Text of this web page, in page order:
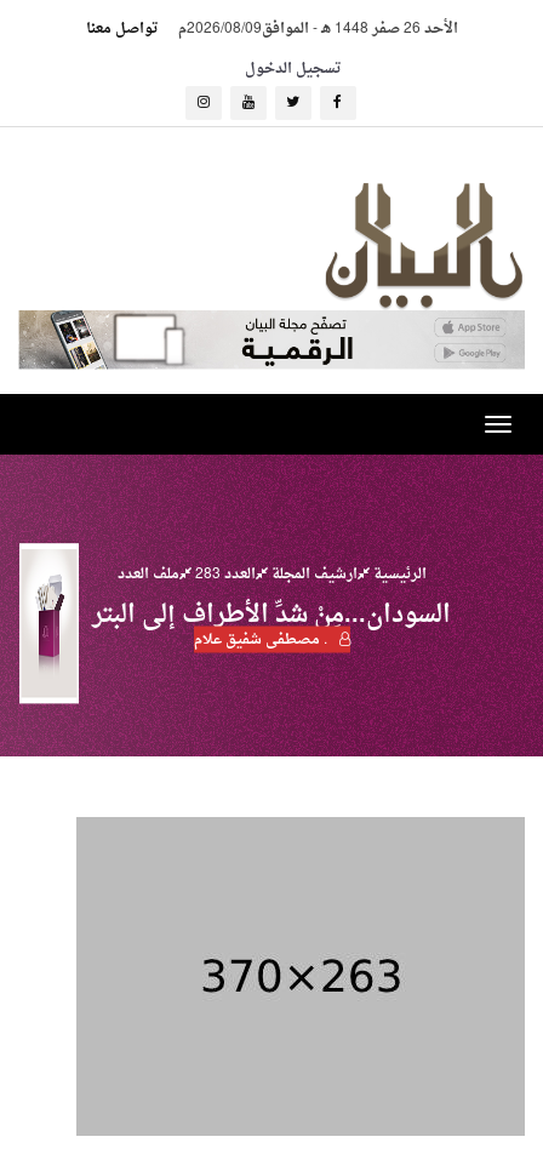
الأحد 26 صفر 1448 هـ -الموافق2026/08/09م
تواصل معنا
تسجيل الدخول
Toggle
navigation
الرئيسية ارشيف المجلة العدد 283 ملف العدد
السودان...مِنْ شدِّ الأطراف إلى البتر
. مصطفى شفيق علام